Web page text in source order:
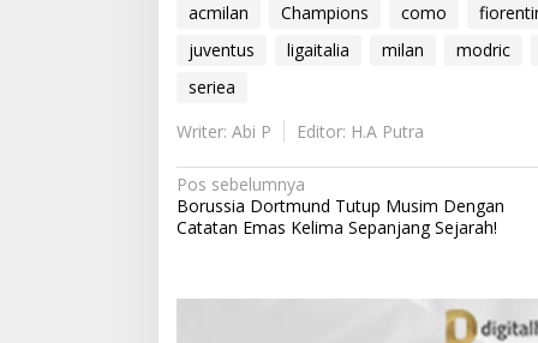
acmilan Champions como
juventus
ligaitalia milan modric
seriea
Writer: Abi P
Editor: H.A Putra
N
a
i
Pos sebelumnya
Borussia Dortmund Tutup Musim Dengan
Catatan Emas Kelima Sepanjang Sejarah!